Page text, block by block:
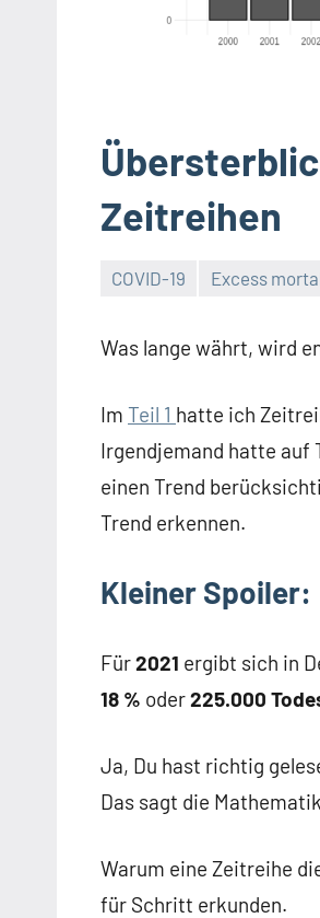
Zeitreihen
COVID-19 Excess
Was lange währt, wird
Im Teil 1 hatte ich
Irgendjemand hatte auf
einen Trend
Trend erkennen.
Kleiner Spoiler:
Für2021 ergibt sich in
18 % oder225.000
Ja, Du hast richtig
Das sagt die
Warum eine Zeitreihe
für Schritt erkunden.